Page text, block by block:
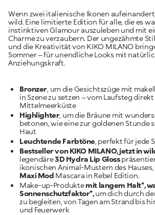
Wenn zwei italienische Ikonen
wild. Eine limitierte Edition für alle, die es
instinktiven Glamour auszuleben und mit
Charme zu verzaubern. Der ungezähmte
und die Kreativität von KIKO MILANO
Sommer – für unendliche Looks mit
Anziehungskraft.
Bronzer, um die Gesichtszüge mit
in Szene zu setzen – vom Laufsteg
Mittelmeerküste
Highlighter, um die Bräune mit
betonen, wie eine zur goldenen Stunde
Haut
Leuchtende Farbtöne, perfekt für jede
Bestseller von KIKO MILANO, jetzt in
legendäre3D Hydra Lip Gloss
ikonischen Animal-Mustern des
Maxi Mod Mascara in Rebel Edition.
Make-up-Produktemit langem Halt*,
Sonnenschutzfaktor*,um dich durch
zu begleiten, von Tagen am Strand bis
und Feuerwerk